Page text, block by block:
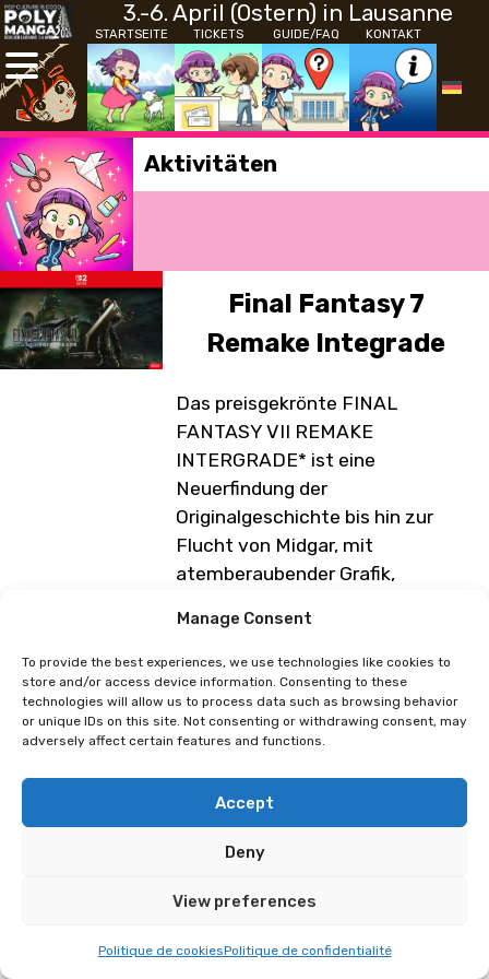
Manage Consent
To provide the best experiences, we use technologies like cookies to
store and/or access device information. Consenting to these
technologies will allow us to process data such as browsing behavior
or unique IDs on this site. Not consenting or withdrawing consent, may
adversely affect certain features and functions.
Accept
Deny
View preferences
Politique de cookiesPolitique de confidentialité
3.-6. April (Ostern) in Lausanne
STARTSEITE TICKETS GUIDE/FAQ KONTAKT
Aktivitäten
Final Fantasy 7
Remake Integrade
Das preisgekrönte FINAL
FANTASY VII REMAKE
INTERGRADE* ist eine
Neuerfindung der
Originalgeschichte bis hin zur
Flucht von Midgar, mit
atemberaubender Grafik,
neuen Storyelementen.
Neben einer unvergesslichen
Geschichte und liebenswerten
Charakteren bietet dieses RPG
befehlsgesteuerte Strategie
miteinander verbindet.
Es enthält auch FF7R EPISODE
Nebengeschichte, die die